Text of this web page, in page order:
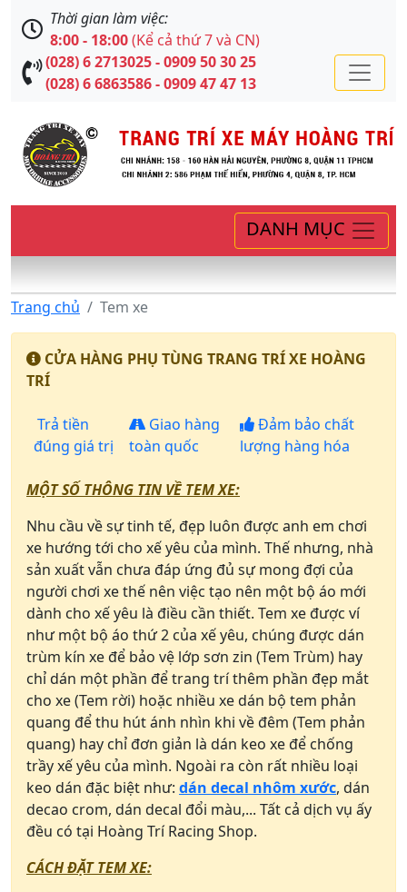
Thời gian làm việc:
8:00 - 18:00(Kể cả thứ 7 và CN)
(028) 6 2713025 - 0909 50 30 25
(028) 6 6863586 - 0909 47 47 13
DANH MỤC
Trang chủ Tem xe
CỬA HÀNG PHỤ TÙNG TRANG TRÍ XE HOÀNG
TRÍ
Trả tiền
đúng giá trị
Giao hàng
toàn quốc
Đảm bảo chất
lượng hàng hóa
MỘT SỐ THÔNG TIN VỀ TEM XE:
Nhu cầu về sự tinh tế, đẹp luôn được anh em chơi
xe hướng tới cho xế yêu của mình. Thế nhưng, nhà
sản xuất vẫn chưa đáp ứng đủ sự mong đợi của
người chơi xe thế nên việc tạo nên một bộ áo mới
dành cho xế yêu là điều cần thiết. Tem xe được ví
như một bộ áo thứ 2 của xế yêu, chúng được dán
trùm kín xe để bảo vệ lớp sơn zin (Tem Trùm) hay
chỉ dán một phần để trang trí thêm phần đẹp mắt
cho xe (Tem rời) hoặc nhiều xe dán bộ tem phản
quang để thu hút ánh nhìn khi về đêm (Tem phản
quang) hay chỉ đơn giản là dán keo xe để chống
trầy xế yêu của mình. Ngoài ra còn rất nhiều loại
keo dán đặc biệt như: dán decal nhôm xước, dán
decao crom, dán decal đổi màu,... Tất cả dịch vụ ấy
đều có tại Hoàng Trí Racing Shop.
CÁCH ĐẶT TEM XE: